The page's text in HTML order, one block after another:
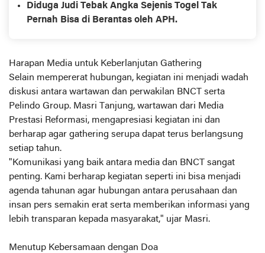
Polres Solok Selatan.
Diduga Judi Tebak Angka Sejenis Togel Tak
Pernah Bisa di Berantas oleh APH.
Harapan Media untuk Keberlanjutan Gathering
Selain mempererat hubungan, kegiatan ini menjadi wadah
diskusi antara wartawan dan perwakilan BNCT serta
Pelindo Group. Masri Tanjung, wartawan dari Media
Prestasi Reformasi, mengapresiasi kegiatan ini dan
berharap agar gathering serupa dapat terus berlangsung
setiap tahun.
"Komunikasi yang baik antara media dan BNCT sangat
penting. Kami berharap kegiatan seperti ini bisa menjadi
agenda tahunan agar hubungan antara perusahaan dan
insan pers semakin erat serta memberikan informasi yang
lebih transparan kepada masyarakat," ujar Masri.
Menutup Kebersamaan dengan Doa